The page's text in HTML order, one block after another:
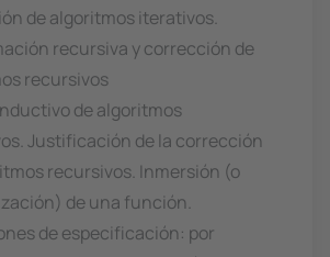
de algoritmos iterativos.
recursiva y corrección de
recursivos
de algoritmos
Justificación de la corrección
recursivos. Inmersión (o
de una función.
de especificación: por